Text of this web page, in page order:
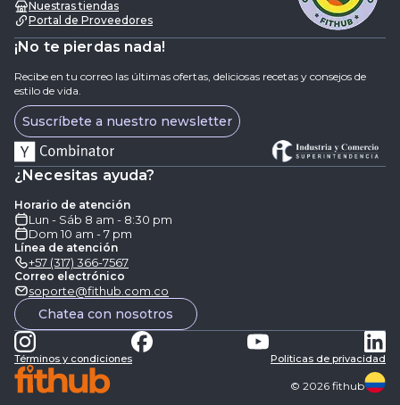
Nuestras tiendas
Portal de Proveedores
¡No te pierdas nada!
Recibe en tu correo las últimas ofertas, deliciosas recetas y consejos de
estilo de vida.
Suscríbete a nuestro newsletter
¿Necesitas ayuda?
Horario de atención
Lun - Sáb 8 am - 8:30 pm
Dom 10 am - 7 pm
Línea de atención
+57 (317) 366-7567
Correo electrónico
soporte@fithub.com.co
Chatea con nosotros
Términos y condiciones Politicas de privacidad
© 2026 fithub